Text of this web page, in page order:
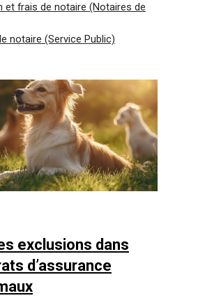
et frais de notaire (Notaires de
notaire (Service Public)
exclusions dans
d’assurance